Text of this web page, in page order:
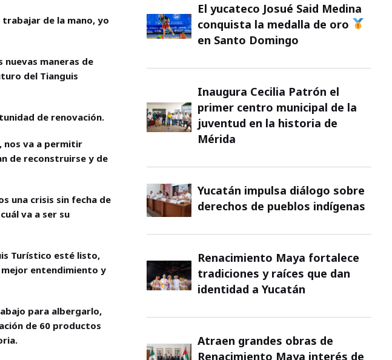
de la mano, yo
maneras de
del Tianguis
de renovación.
nos va a permitir
de reconstruirse y de
una crisis sin fecha de
va a ser su
Turístico esté listo,
mejor entendimiento y
para albergarlo,
de 60 productos
El yucateco Josué Said Medina
conquista la medalla de oro
en Santo Domingo
Inaugura Cecilia Patrón el
primer centro municipal de la
juventud en la historia de
Mérida
Yucatán impulsa diálogo sobre
derechos de pueblos indígenas
Renacimiento Maya fortalece
tradiciones y raíces que dan
identidad a Yucatán
Atraen grandes obras de
Renacimiento Maya interés de